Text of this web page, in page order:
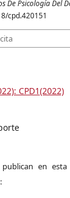
De Psicología Del
cpd.420151
CPD1(2022)
en